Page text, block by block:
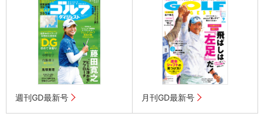
週刊GD最新号 月刊GD最新号